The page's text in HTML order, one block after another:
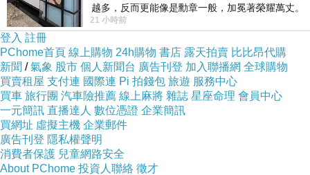
越多，反而更能像是勳章一般，加冕著榮耀萬丈。
習慣一如縱容，成了再難輕輕放下的罪證
21 小時前
登入 註冊
PChome首頁 線上購物 24h購物 書店 露天拍賣 比比昂代購
新聞 /氣象 股市 個人新聞台 廣告刊登 加入聯播網 全球購物
買賣租屋 支付連 國際連 Pi 拍錢包 旅遊 服務中心
買車 旅行團 汽車險推薦 線上麻將 雜誌 星座命理 會員中心
一元簡訊 直播達人 數位憑證 企業簡訊
買網址 虛擬主機 企業郵件
廣告刊登 隱私權聲明
消費者保護 兒童網路安全
About PChome 投資人聯絡 徵才